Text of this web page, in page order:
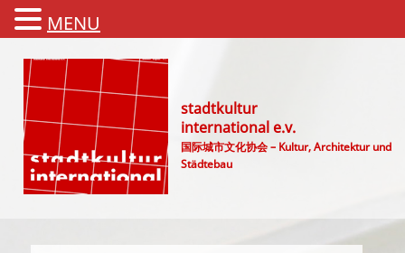
stadtkultur
international e.v.
国际城市文化协会 – Kultur, Architektur und
Städtebau
MENU